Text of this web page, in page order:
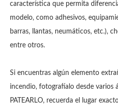
característica que permita
modelo, como adhesivos,
barras, llantas, neumáticos, etc.),
entre otros.
Si encuentras algún elemento
incendio, fotografíalo desde varios
PATEARLO, recuerda el lugar